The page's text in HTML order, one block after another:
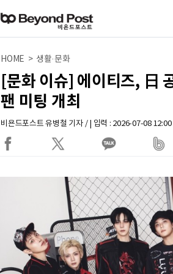
HOME > 생활·문화
[문화 이슈] 에이티즈, 日
팬 미팅 개최
비욘드포스트 유병철 기자 / | 입력 : 2026-07-08 12:00